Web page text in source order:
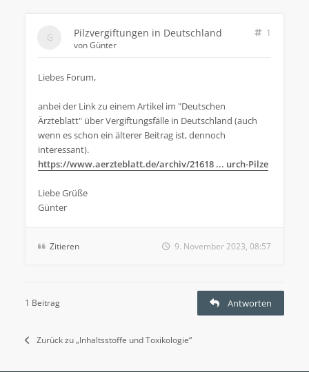
Pilzvergiftungen in Deutschland
1
vonGünter
Liebes Forum,
anbei der Link zu einem Artikel im "Deutschen
Ärzteblatt" über Vergiftungsfälle in Deutschland (auch
wenn es schon ein älterer Beitrag ist, dennoch
interessant).
https://www.aerzteblatt.de/archiv/21618 ... urch-Pilze
Liebe Grüße
Günter
Zitieren 9. November 2023, 08:57
1 Beitrag Antworten
Zurück zu „Inhaltsstoffe und Toxikologie“